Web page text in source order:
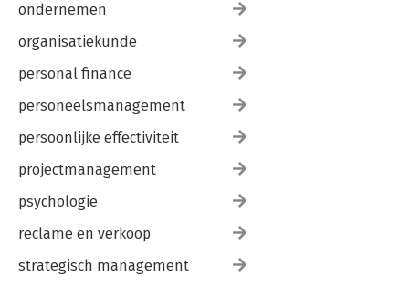
ondernemen
organisatiekunde
personal finance
personeelsmanagement
persoonlijke effectiviteit
projectmanagement
psychologie
reclame en verkoop
strategisch management